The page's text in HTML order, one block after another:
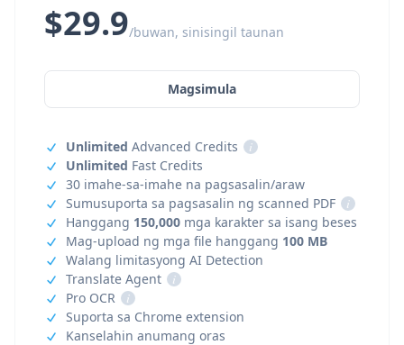
$29.9/buwan, sinisingil taunan
Magsimula
Unlimited Advanced Credits
i
Unlimited Fast Credits
30 imahe-sa-imahe na pagsasalin/araw
Sumusuporta sa pagsasalin ng scanned PDF
i
Hanggang 150,000 mga karakter sa isang beses
Mag-upload ng mga file hanggang 100 MB
Walang limitasyong AI Detection
Translate Agent
i
Pro OCR
i
Suporta sa Chrome extension
Kanselahin anumang oras